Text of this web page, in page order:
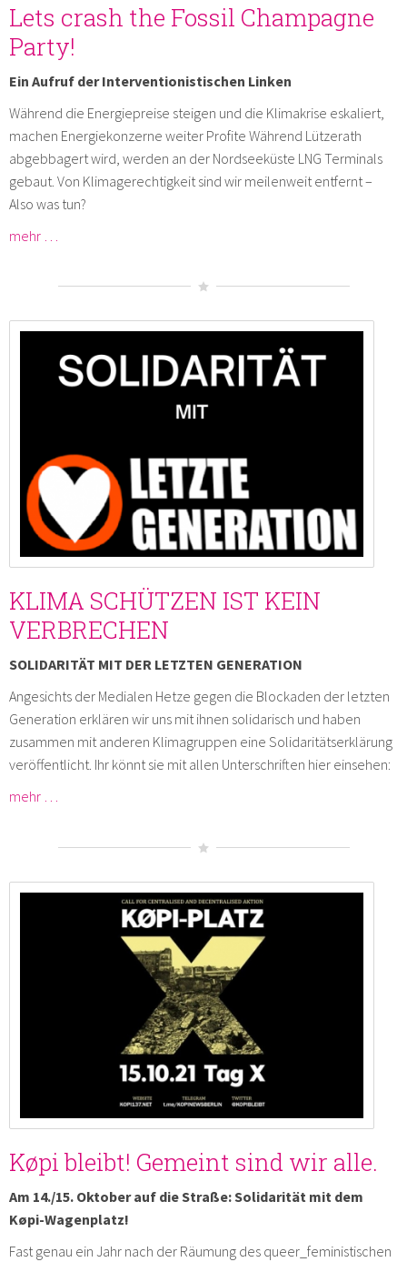
Lets crash the Fossil Champagne
Party!
Ein Aufruf der Interventionistischen Linken
Während die Energiepreise steigen und die Klimakrise eskaliert,
machen Energiekonzerne weiter Profite Während Lützerath
abgebbagert wird, werden an der Nordseeküste LNG Terminals
gebaut. Von Klimagerechtigkeit sind wir meilenweit entfernt –
Also was tun?
mehr …
KLIMA SCHÜTZEN IST KEIN
VERBRECHEN
SOLIDARITÄT MIT DER LETZTEN GENERATION
Angesichts der Medialen Hetze gegen die Blockaden der letzten
Generation erklären wir uns mit ihnen solidarisch und haben
zusammen mit anderen Klimagruppen eine Solidaritätserklärung
veröffentlicht. Ihr könnt sie mit allen Unterschriften hier einsehen:
mehr …
Køpi bleibt! Gemeint sind wir alle.
Am 14./15. Oktober auf die Straße: Solidarität mit dem
Køpi-Wagenplatz!
Fast genau ein Jahr nach der Räumung des queer_feministischen